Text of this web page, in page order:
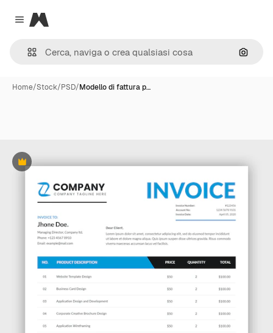
Close menu
Magnific
Cerca
Home/Stock/PSD/Modello di fattura p…
Premium